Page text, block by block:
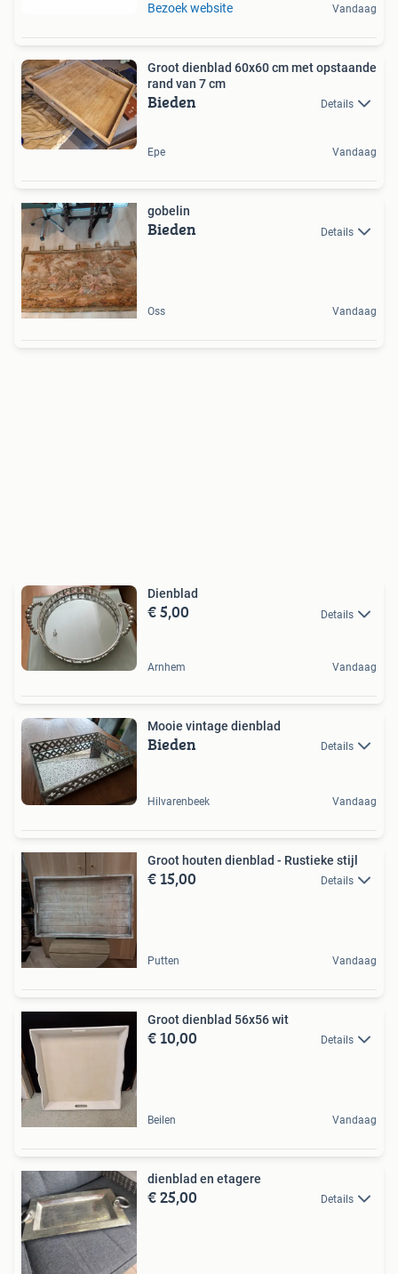
Bezoek website Vandaag
Groot dienblad 60x60 cm met opstaande
rand van 7 cm
Bieden Details
Epe Vandaag
gobelin
Bieden Details
Oss Vandaag
Dienblad
€ 5,00 Details
Arnhem Vandaag
Mooie vintage dienblad
Bieden Details
Hilvarenbeek Vandaag
Groot houten dienblad - Rustieke stijl
€ 15,00 Details
Putten Vandaag
Groot dienblad 56x56 wit
€ 10,00 Details
Beilen Vandaag
dienblad en etagere
€ 25,00 Details